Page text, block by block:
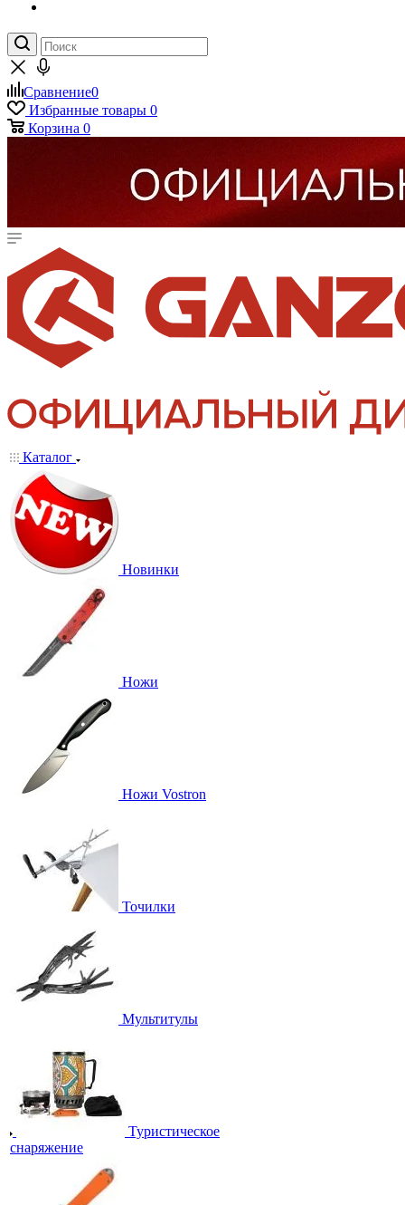
Сравнение0
Избранные товары 0
Корзина 0
Каталог
Новинки
Ножи
Ножи Vostron
Точилки
Мультитулы
Туристическое
снаряжение